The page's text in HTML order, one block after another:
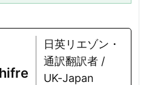
日英リエゾン・
通訳翻訳者 /
UK-Japan